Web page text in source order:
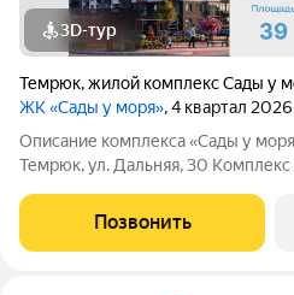
3D-тур
Темрюк,жилой комплекс Сады у
ЖК «Сады у моря», 4 квартал 2026
Описание комплекса «Сады у
Темрюк, ул. Дальняя, 30 Комплекс
Литеры 1 и 2 состоят из 10 подъездов. Литер 1 и 2 построены и
введены в
Позвонить